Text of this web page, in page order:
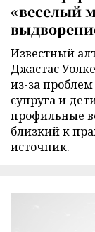
«веселый
Известный
Джастас
из-за
супруга и
профильные
близкий к
источник.